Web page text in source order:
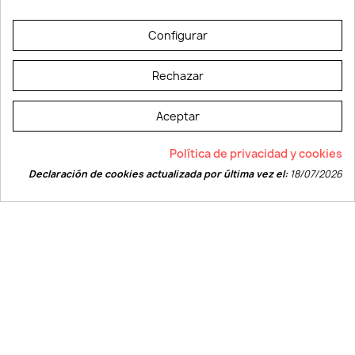
© LEVELPRINT - 2026
La página dispone de código accesible según las normas dictadas por la
W3C
Configurar
Rechazar
Aceptar
Política de privacidad y cookies
Declaración de cookies actualizada por última vez el:18/07/2026